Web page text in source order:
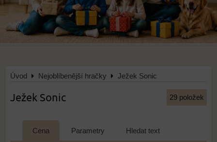
Úvod Nejoblíbenější hračky Ježek Sonic
Ježek Sonic 29 položek
Cena Parametry Hledat text